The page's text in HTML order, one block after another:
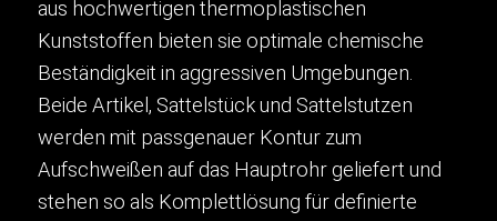
aus hochwertigen thermoplastischen
Kunststoffen bieten sie optimale chemische
Beständigkeit in aggressiven Umgebungen.
Beide Artikel, Sattelstück und Sattelstutzen
werden mit passgenauer Kontur zum
Aufschweißen auf das Hauptrohr geliefert und
stehen so als Komplettlösung für definierte